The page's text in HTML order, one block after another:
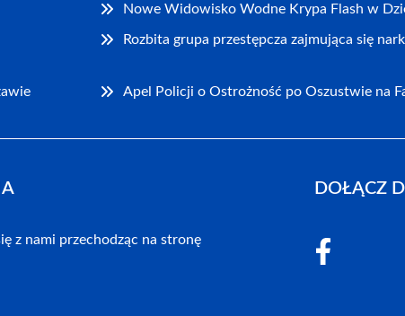
Nowe Widowisko Wodne Krypa Flash w
Rozbita grupa przestępcza zajmująca się
Apel Policji o Ostrożność po Oszustwie na
z nami przechodząc na stronę
DOŁĄCZ